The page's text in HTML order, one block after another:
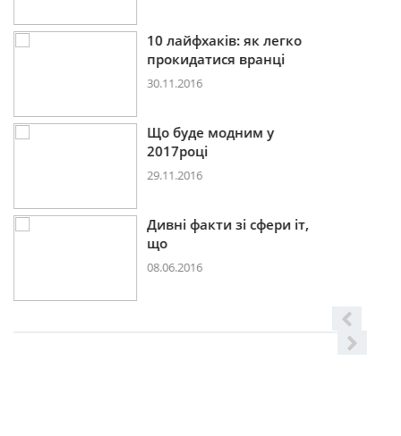
10 лайфхаків: як легко
прокидатися вранці
30.11.2016
Що буде модним у
2017році
29.11.2016
Дивні факти зі сфери іт,
що
08.06.2016